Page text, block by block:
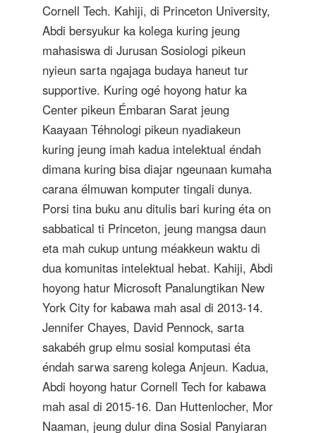
Cornell Tech. Kahiji, di Princeton University,
Abdi bersyukur ka kolega kuring jeung
mahasiswa di Jurusan Sosiologi pikeun
nyieun sarta ngajaga budaya haneut tur
supportive. Kuring ogé hoyong hatur ka
Center pikeun Émbaran Sarat jeung
Kaayaan Téhnologi pikeun nyadiakeun
kuring jeung imah kadua intelektual éndah
dimana kuring bisa diajar ngeunaan kumaha
carana élmuwan komputer tingali dunya.
Porsi tina buku anu ditulis bari kuring éta on
sabbatical ti Princeton, jeung mangsa daun
eta mah cukup untung méakkeun waktu di
dua komunitas intelektual hebat. Kahiji, Abdi
hoyong hatur Microsoft Panalungtikan New
York City for kabawa mah asal di 2013-14.
Jennifer Chayes, David Pennock, sarta
sakabéh grup elmu sosial komputasi éta
éndah sarwa sareng kolega Anjeun. Kadua,
Abdi hoyong hatur Cornell Tech for kabawa
mah asal di 2015-16. Dan Huttenlocher, Mor
Naaman, jeung dulur dina Sosial Panyiaran